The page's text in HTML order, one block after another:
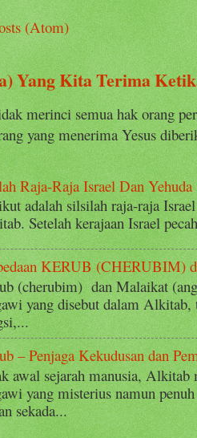
(Atom)
Yang Kita Terima
merinci semua hak orang
yang menerima Yesus
Raja-Raja Israel Dan Yehuda
adalah silsilah raja-raja
Setelah kerajaan Israel
KERUB
(cherubim) dan Malaikat
yang disebut dalam
– Penjaga Kekudusan dan
awal sejarah manusia, Alkitab
yang misterius namun
sekada...